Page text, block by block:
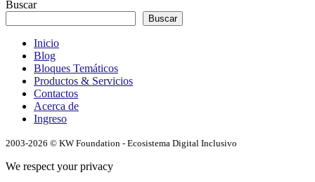
Buscar
Buscar
Inicio
Blog
Bloques Temáticos
Productos & Servicios
Contactos
Acerca de
Ingreso
2003-2026 © KW Foundation - Ecosistema Digital Inclusivo
We respect your privacy